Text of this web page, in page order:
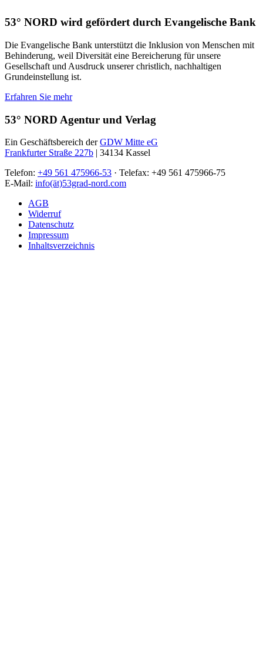
53° NORD wird gefördert durch Evangelische Bank
Die Evangelische Bank unterstützt die Inklusion von Menschen mit
Behinderung, weil Diversität eine Bereicherung für unsere
Gesellschaft und Ausdruck unserer christlich, nachhaltigen
Grundeinstellung ist.
Erfahren Sie mehr
53° NORD Agentur und Verlag
Ein Geschäftsbereich derGDW Mitte eG
Frankfurter Straße 227b | 34134 Kassel
Telefon: +49 561 475966-53 · Telefax: +49 561 475966-75
E-Mail: info(ät)53grad-nord.com
AGB
Widerruf
Datenschutz
Impressum
Inhaltsverzeichnis